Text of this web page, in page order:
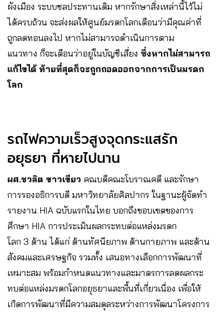
ผังเมือง ระบบชลประทานเดิม หากรักษาสิ่งเหล่านี้ไว้ไม่
ได้ครบถ้วน จะส่งผลให้ศูนย์มรดกโลกเตือนว่ามีคุณค่าที่
ถูกลดทอนลงไป หากไม่สามารถดำเนินการตาม
แนวทาง ก็จะเตือนว่าอยู่ในบัญชีเสี่ยง ซึ่งหากไม่สามารถ
แก้ไขได้ ท้ายที่สุดก็จะถูกถอดออกจากการเป็นมรดก
โลก
รถไฟความเร็วสูงจุดกระแสรัก
อยุธยา ที่หายไปนาน
ผศ.ชวลิต ขาวเขียว คณบดีคณะโบราณคดี และรักษา
การรองอธิการบดี มหาวิทยาลัยศิลปากร ในฐานะผู้จัดทำ
รายงาน HIA ฉบับแรกในไทย บอกถึงขอบเขตของการ
ศึกษา HIA การประเมินผลกระทบต่อแหล่งมรดก
โลก 3 ด้าน ได้แก่ ด้านทัศนียภาพ ด้านกายภาพ และด้าน
สังคมและเศรษฐกิจ รวมทั้ง เสนอทางเลือกการพัฒนาที่
เหมาะสม พร้อมกำหนดแนวทางและมาตรการลดผลกระ
ทบต่อแหล่งมรดกโลกอยุธยาและพื้นที่เกี่ยวเนื่อง เพื่อให้
เกิดการพัฒนาที่มีความสมดุลระหว่างการพัฒนาโครงการ